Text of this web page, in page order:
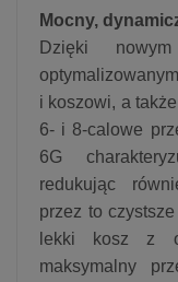
Mocny,
Dzięki
i koszowi, a
6- i 8-calowe
6G
redukując
przez to
lekki kosz z
maksymalny